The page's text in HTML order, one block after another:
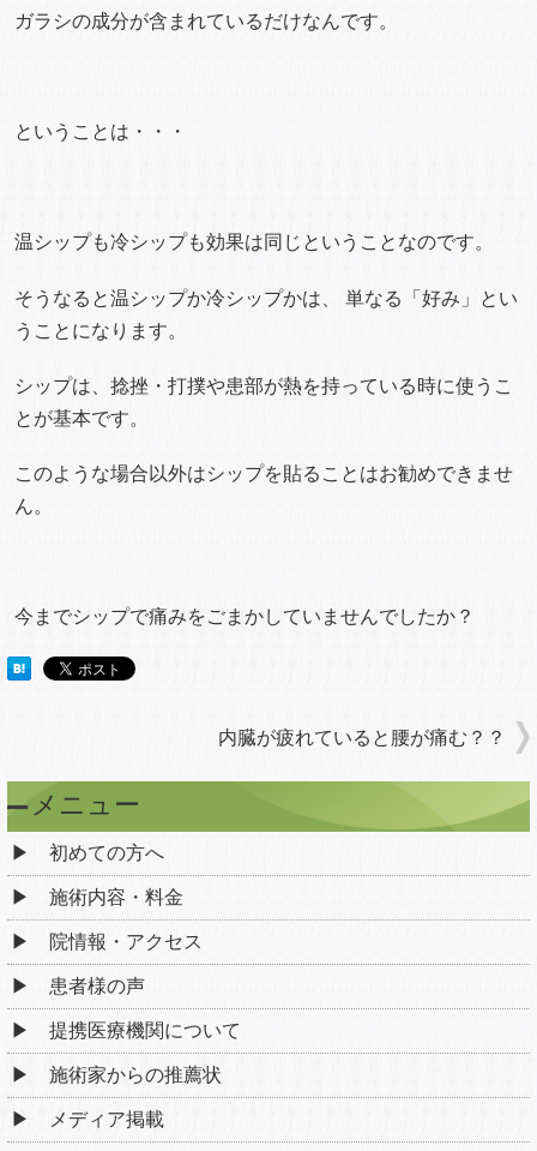
ガラシの成分が含まれているだけなんです。
ということは・・・
温シップも冷シップも効果は同じということなのです。
そうなると温シップか冷シップかは、 単なる「好み」とい
うことになります。
シップは、捻挫・打撲や患部が熱を持っている時に使うこ
とが基本です。
このような場合以外はシップを貼ることはお勧めできませ
ん。
今までシップで痛みをごまかしていませんでしたか？
内臓が疲れていると腰が痛む？？
メニュー
初めての方へ
施術内容・料金
院情報・アクセス
患者様の声
提携医療機関について
施術家からの推薦状
メディア掲載